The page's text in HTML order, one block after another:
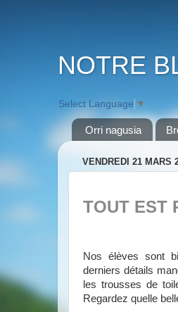
NOTRE
Select Language ▼
Orri nagusia
VENDREDI 21 MARS
TOUT EST
Nos élèves sont
derniers détails
les trousses de
Regardez quelle